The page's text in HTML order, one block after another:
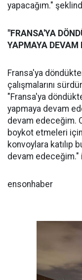
yapacağım."
"FRANSA'YA
YAPMAYA DEVAM
Fransa'ya
çalışmalarını
"Fransa'ya
yapmaya devam
devam edeceğim.
boykot etmeleri
konvoylara katılıp
devam edeceğim."
ensonhaber